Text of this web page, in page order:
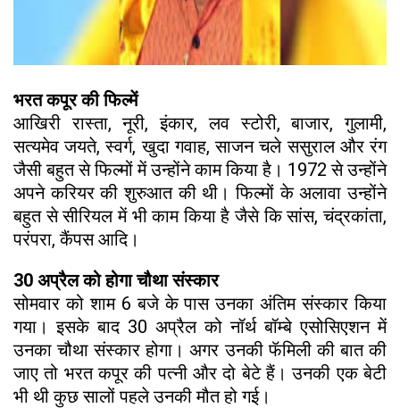
भरत कपूर की फिल्में
आखिरी रास्ता, नूरी, इंकार, लव स्टोरी, बाजार, गुलामी,
सत्यमेव जयते, स्वर्ग, खुदा गवाह, साजन चले ससुराल और रंग
जैसी बहुत से फिल्मों में उन्होंने काम किया है। 1972 से उन्होंने
अपने करियर की शुरुआत की थी। फिल्मों के अलावा उन्होंने
बहुत से सीरियल में भी काम किया है जैसे कि सांस, चंद्रकांता,
परंपरा, कैंपस आदि।
30 अप्रैल को होगा चौथा संस्कार
सोमवार को शाम 6 बजे के पास उनका अंतिम संस्कार किया
गया। इसके बाद 30 अप्रैल को नॉर्थ बॉम्बे एसोसिएशन में
उनका चौथा संस्कार होगा। अगर उनकी फॅमिली की बात की
जाए तो भरत कपूर की पत्नी और दो बेटे हैं। उनकी एक बेटी
भी थी कुछ सालों पहले उनकी मौत हो गई।